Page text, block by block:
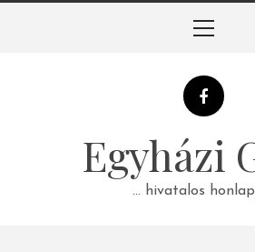
Egyházi
… hivatalos